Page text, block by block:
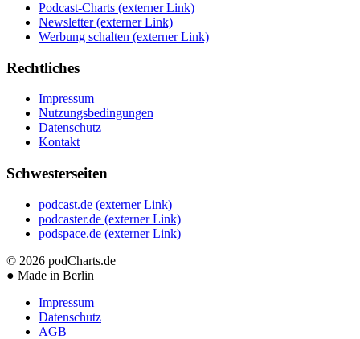
Podcast-Charts (externer Link)
Newsletter (externer Link)
Werbung schalten (externer Link)
Rechtliches
Impressum
Nutzungsbedingungen
Datenschutz
Kontakt
Schwesterseiten
podcast.de (externer Link)
podcaster.de (externer Link)
podspace.de (externer Link)
© 2026 podCharts.de
● Made in Berlin
Impressum
Datenschutz
AGB